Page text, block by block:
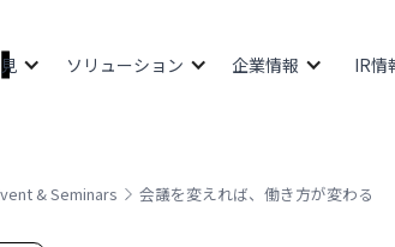
ソリューション 企業情報 IR情
& Seminars 会議を変えれば、働き方が変わる